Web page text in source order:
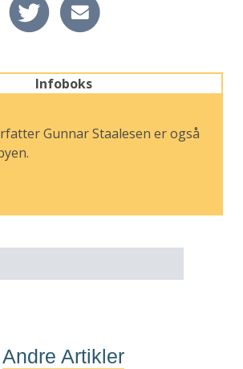
Infoboks
Gunnar Staalesen er også
Andre Artikler